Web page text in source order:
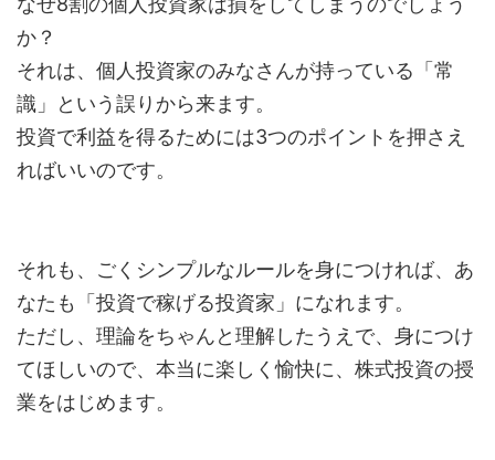
か？
それは、個人投資家のみなさんが持っている「常
識」という誤りから来ます。
投資で利益を得るためには3つのポイントを押さえ
ればいいのです。
それも、ごくシンプルなルールを身につければ、あ
なたも「投資で稼げる投資家」になれます。
ただし、理論をちゃんと理解したうえで、身につけ
てほしいので、本当に楽しく愉快に、株式投資の授
業をはじめます。